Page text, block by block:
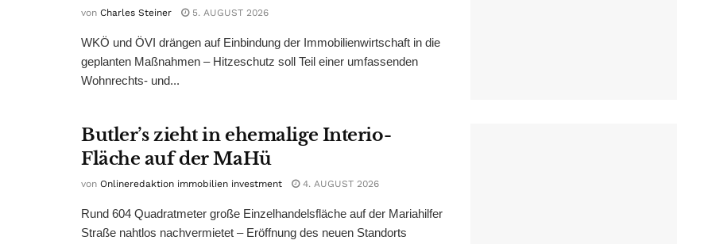
von Charles Steiner 5. AUGUST 2026
WKÖ und ÖVI drängen auf Einbindung der Immobilienwirtschaft in die
geplanten Maßnahmen – Hitzeschutz soll Teil einer umfassenden
Wohnrechts- und...
Butler’s zieht in ehemalige Interio-
Fläche auf der MaHü
von Onlineredaktion immobilien investment 4. AUGUST 2026
Rund 604 Quadratmeter große Einzelhandelsfläche auf der Mariahilfer
Straße nahtlos nachvermietet – Eröffnung des neuen Standorts